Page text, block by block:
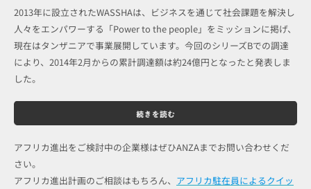
2013年に設立されたWASSHAは、ビジネスを通じて社会課題を解決し
人々をエンパワーする「Power to the people」をミッションに掲げ、
現在はタンザニアで事業展開しています。今回のシリーズBでの調達
により、2014年2月からの累計調達額は約24億円となったと発表しま
した。
アフリカ進出をご検討中の企業様はぜひANZAまでお問い合わせくだ
さい。
アフリカ進出計画のご相談はもちろん、 アフリカ駐在員によるクイッ